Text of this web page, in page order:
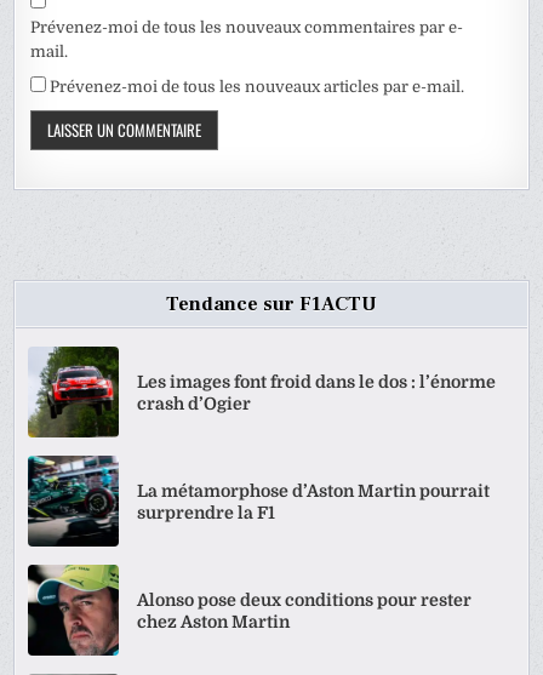
Prévenez-moi de tous les nouveaux commentaires par e-
mail.
Prévenez-moi de tous les nouveaux articles par e-mail.
Tendance sur F1ACTU
Les images font froid dans le dos : l’énorme
crash d’Ogier
La métamorphose d’Aston Martin pourrait
surprendre la F1
Alonso pose deux conditions pour rester
chez Aston Martin